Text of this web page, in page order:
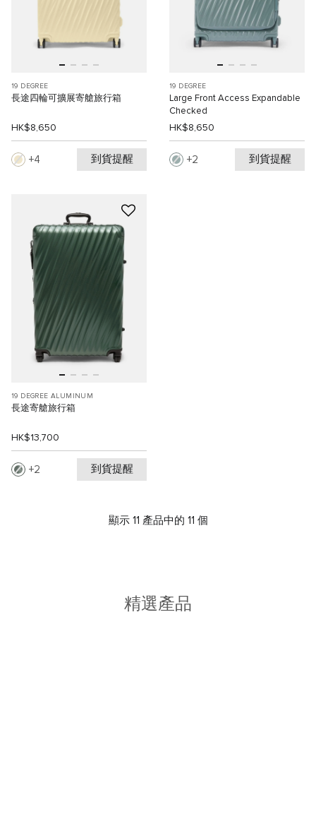
19 DEGREE
長途四輪可擴展寄艙旅行箱
HK$8,650
4 到貨提醒
19 DEGREE
Large Front Access Expandable
Checked
HK$8,650
2 到貨提醒
19 DEGREE ALUMINUM
長途寄艙旅行箱
HK$13,700
2 到貨提醒
顯示 11 產品中的 11 個
精選產品